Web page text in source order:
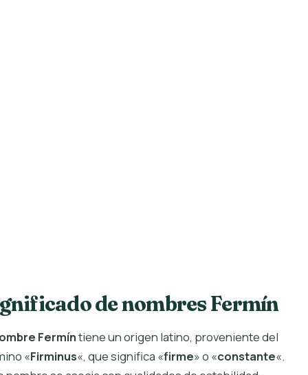
de nombres Fermín
Fermíntiene un origen latino, proveniente del
«Firminus«, que significa «firme» o «constante«.